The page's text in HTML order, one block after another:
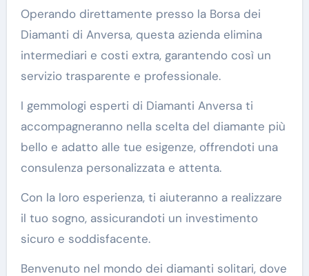
Operando direttamente presso la Borsa dei
Diamanti di Anversa, questa azienda elimina
intermediari e costi extra, garantendo così un
servizio trasparente e professionale.
I gemmologi esperti di Diamanti Anversa ti
accompagneranno nella scelta del diamante più
bello e adatto alle tue esigenze, offrendoti una
consulenza personalizzata e attenta.
Con la loro esperienza, ti aiuteranno a realizzare
il tuo sogno, assicurandoti un investimento
sicuro e soddisfacente.
Benvenuto nel mondo dei diamanti solitari, dove